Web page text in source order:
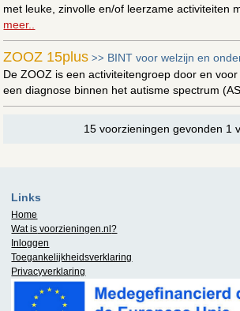
met leuke, zinvolle en/of leerzame activiteiten
meer..
ZOOZ 15plus >> BINT voor welzijn en
De ZOOZ is een activiteitengroep door en
een diagnose binnen het autisme spectrum
15 voorzieningen gevonden 1
Links
Home
Wat is voorzieningen.nl?
Inloggen
Toegankelijkheidsverklaring
Privacyverklaring